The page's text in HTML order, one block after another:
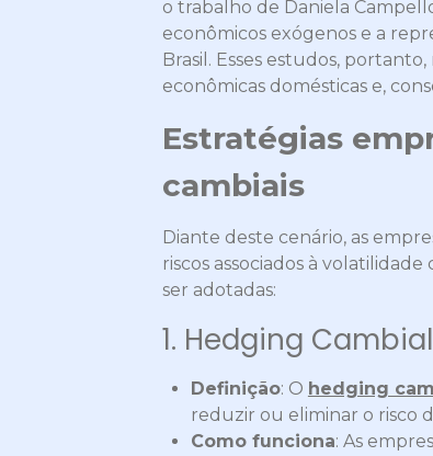
o trabalho de Daniela
econômicos exógenos e a
Brasil. Esses estudos,
econômicas domésticas e,
Estratégias
cambiais
Diante deste cenário, as
riscos associados à
ser adotadas:
1. Hedging Cambial
Definição: O hedging
reduzir ou eliminar o risco
Como funciona: As